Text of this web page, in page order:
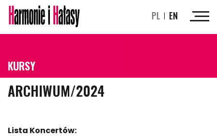
PL EN
KURSY
ARCHIWUM/2024
Lista Koncertów: